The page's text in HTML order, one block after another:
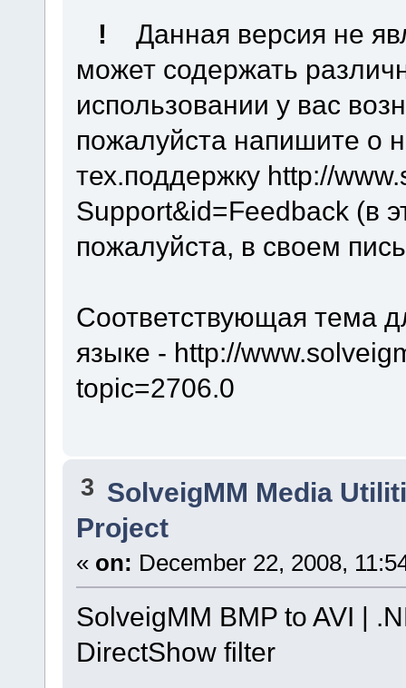
!
Данная версия не
может содержать
использовании у вас
пожалуйста напишите о
тех.поддержку http://
Support&id=Feedback (в
пожалуйста, в своем
Соответствующая тема
языке - http://
topic=2706.0
3 SolveigMM Media
Project
« on: December 22, 2008,
SolveigMM BMP to AVI |
DirectShow filter